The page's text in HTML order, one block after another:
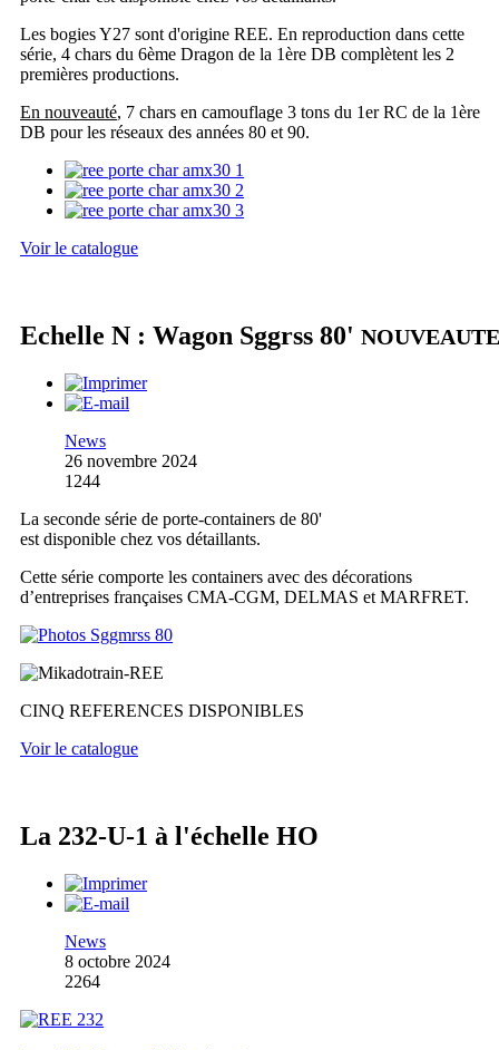
Les bogies Y27 sont d'origine REE. En reproduction dans cette
série, 4 chars du 6ème Dragon de la 1ère DB complètent les 2
premières productions.
En nouveauté, 7 chars en camouflage 3 tons du 1er RC de la 1ère
DB pour les réseaux des années 80 et 90.
Voir le catalogue
Echelle N : Wagon Sggrss 80' NOUVEAUTE
News
26 novembre 2024
1244
La seconde série de porte-containers de 80'
est disponible chez vos détaillants.
Cette série comporte les containers avec des décorations
d’entreprises françaises CMA-CGM, DELMAS et MARFRET.
CINQ REFERENCES DISPONIBLES
Voir le catalogue
La 232-U-1 à l'échelle HO
News
8 octobre 2024
2264